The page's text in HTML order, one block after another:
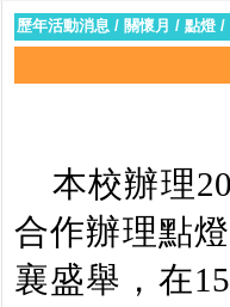
歷年活動消息 / 關懷月 / 點燈 /
本校辦理
合作辦理點
襄盛舉，在15